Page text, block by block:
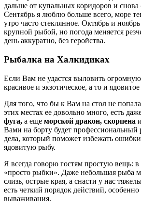
дальше от купальных коридоров и снова
Сентябрь я люблю больше всего, море
утро часто стеклянное. Октябрь и
крупной рыбой, но погода меняется
день аккуратно, без геройства.
Рыбалка на Халкидиках
Если Вам не удастся выловить
красивое и экзотическое, а то и
Для того, что бы к Вам на стол не
этих местах ее довольно много, есть
фуга, а еще морской дракон, скорпена и
Вами на борту будет профессиональный
дела, который поможет избежать
ядовитую рыбу.
Я всегда говорю гостям простую вещь:
«просто рыбки». Даже небольшая рыба
слизь, острые края, а снасти у нас
есть четкий порядок действий,
вываживания.